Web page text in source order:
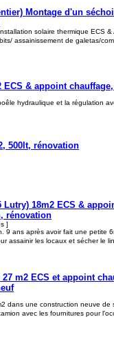
Montage d'un
solaire thermique ECS
assainissement de galetas/
ECS & appoint
hydraulique et la régulation
500lt, rénovation
Lutry) 18m2 ECS &
rénovation
]
9 ans après avoir fait une petite
assainir les locaux et sécher le
27 m2 ECS et appoint
dans une construction neuve
avec les fournitures pour